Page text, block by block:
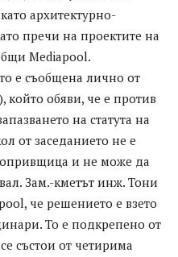
архитектурно-
пречи на проектите на
Mediapool.
е съобщена лично от
който обяви, че е против
на статута на
от заседанието не е
и не може да
Зам.-кметът инж. Тони
че решението е взето
То е подкрепено от
състои от четирима